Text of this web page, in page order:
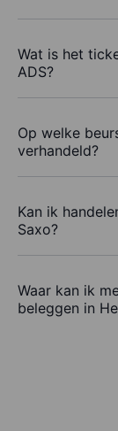
Wat is het
ADS?
Op welke
verhandeld?
Kan ik
Saxo?
Waar kan ik
beleggen in